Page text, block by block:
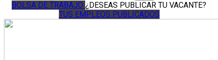
BOLSA DE TRABAJO ¿DESEAS PUBLICAR TU VACANTE?
TUS EMPLEOS PUBLICADOS